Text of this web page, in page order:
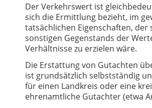
Der Verkehrswert ist
sich die Ermittlung bezieht, im
tatsächlichen Eigenschaften,
sonstigen Gegenstands der
Verhältnisse zu erzielen wäre.
Die Erstattung von Gutachten
ist grundsätzlich selbstständig
für einen Landkreis oder eine
ehrenamtliche Gutachter (etwa